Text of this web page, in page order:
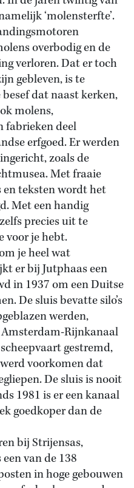
‘molensterfte’.
overbodig en de
verloren. Dat er toch
gebleven, is te
dat naast kerken,
molens,
fabrieken deel
erfgoed. Er werden
zoals de
Met fraaie
en teksten wordt het
Met een handig
precies uit te
voor je hebt.
je heel wat
er bij Jutphaas een
in 1937 om een Duitse
De sluis bevatte silo’s
werden,
Rijnkanaal
gestremd,
voorkomen dat
De sluis is nooit
1981 is er een kanaal
goedkoper dan de
bij Strijensas,
van de 138
in hoge gebouwen